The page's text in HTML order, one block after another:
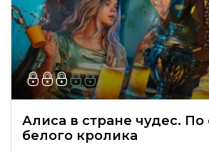
Алиса в стране чудес.
белого кролика